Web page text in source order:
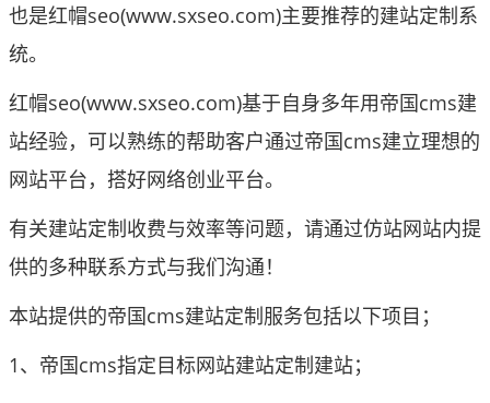
也是红帽seo(www.sxseo.com)主要推荐的建站定制系
统。
红帽seo(www.sxseo.com)基于自身多年用帝国cms建
站经验，可以熟练的帮助客户通过帝国cms建立理想的
网站平台，搭好网络创业平台。
有关建站定制收费与效率等问题，请通过仿站网站内提
供的多种联系方式与我们沟通！
本站提供的帝国cms建站定制服务包括以下项目；
1、帝国cms指定目标网站建站定制建站；